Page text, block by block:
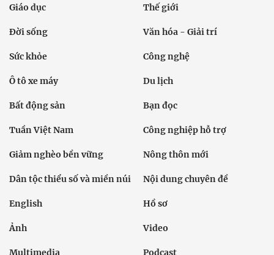
Giáo dục Thế giới
Đời sống Văn hóa - Giải trí
Sức khỏe Công nghệ
Ô tô xe máy Du lịch
Bất động sản Bạn đọc
Tuần Việt Nam Công nghiệp hỗ trợ
Giảm nghèo bền vững Nông thôn mới
Dân tộc thiểu số và miền núi Nội dung chuyên đề
English Hồ sơ
Ảnh Video